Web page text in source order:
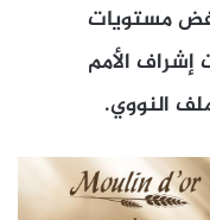
مستويات
إشراف الأمم
النووي.